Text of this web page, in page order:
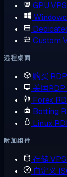
GPU VPS
Custom
远程桌面
购买 RDP
美国RDP
Forex
Botting
Linux
附加组件
存储 VPS
自定义